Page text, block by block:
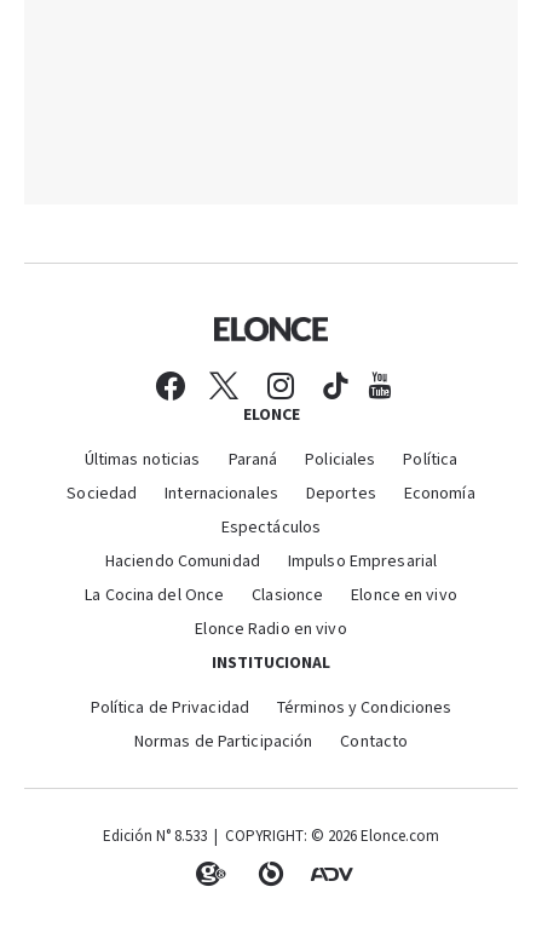
ELONCE
Últimas noticias Paraná Policiales
Política
Sociedad
Internacionales Deportes
Economía
Espectáculos
Haciendo Comunidad
Impulso Empresarial
La Cocina del Once
Clasionce
Elonce en vivo
Elonce Radio en vivo
INSTITUCIONAL
Política de Privacidad
Términos y Condiciones
Normas de Participación
Contacto
Edición N° 8.533 | COPYRIGHT: © 2026 Elonce.com